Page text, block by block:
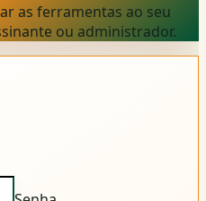
as ferramentas ao seu
ou administrador.